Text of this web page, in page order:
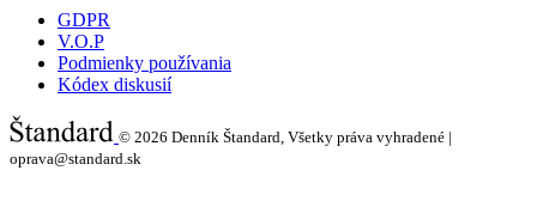
GDPR
V.O.P
Podmienky používania
Kódex diskusií
© 2026 Denník Štandard, Všetky práva vyhradené |
oprava@standard.sk